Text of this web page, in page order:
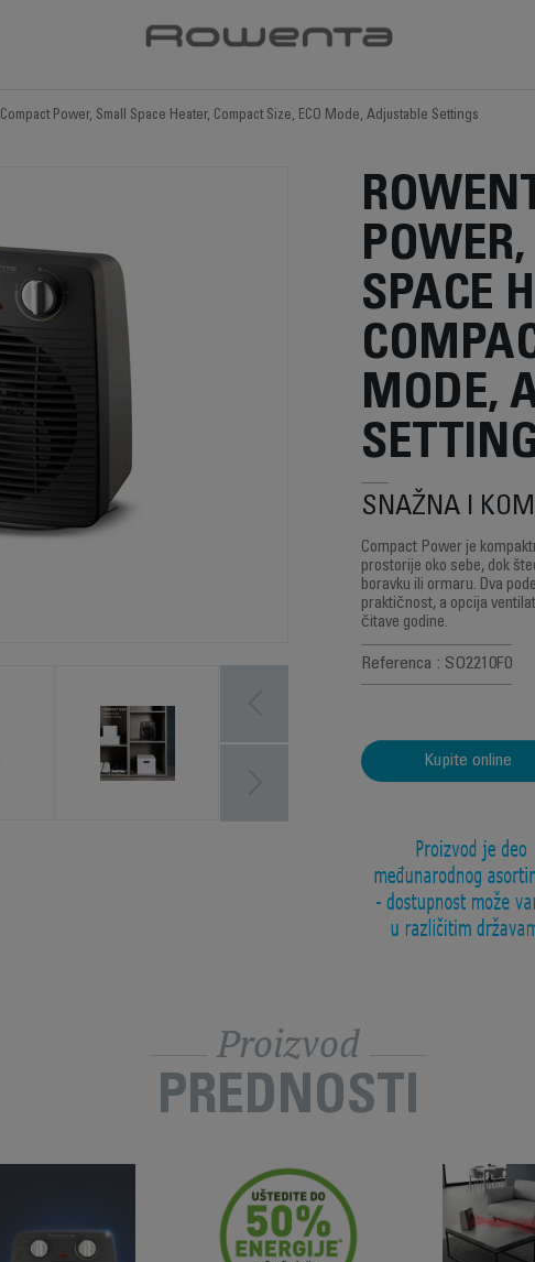
Compact Power, Small Space Heater, Compact Size, ECO Mode, Adjustable Settings
SPACE
MODE,
SNAŽNA I
Compact Power je
prostorije oko sebe, dok
boravku ili ormaru. Dva
praktičnost, a opcija
čitave godine.
Referenca : SO2210F0
Kupite online
Proizvod
PREDNOSTI